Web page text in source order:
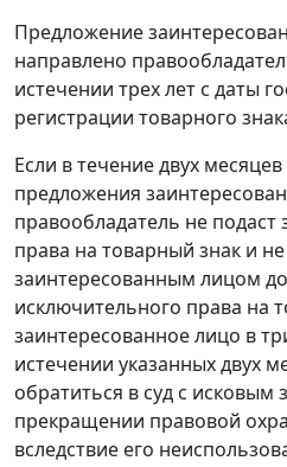
Предложение
направлено
истечении трех лет с даты
регистрации товарного
Если в течение двух
предложения
правообладатель не подаст
права на товарный знак и
заинтересованным лицом
исключительного права на
заинтересованное лицо в
истечении указанных двух
обратиться в суд с
прекращении правовой
вследствие его